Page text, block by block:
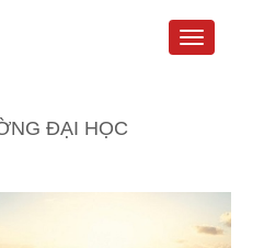
Toggle
ĐẠI HỌC